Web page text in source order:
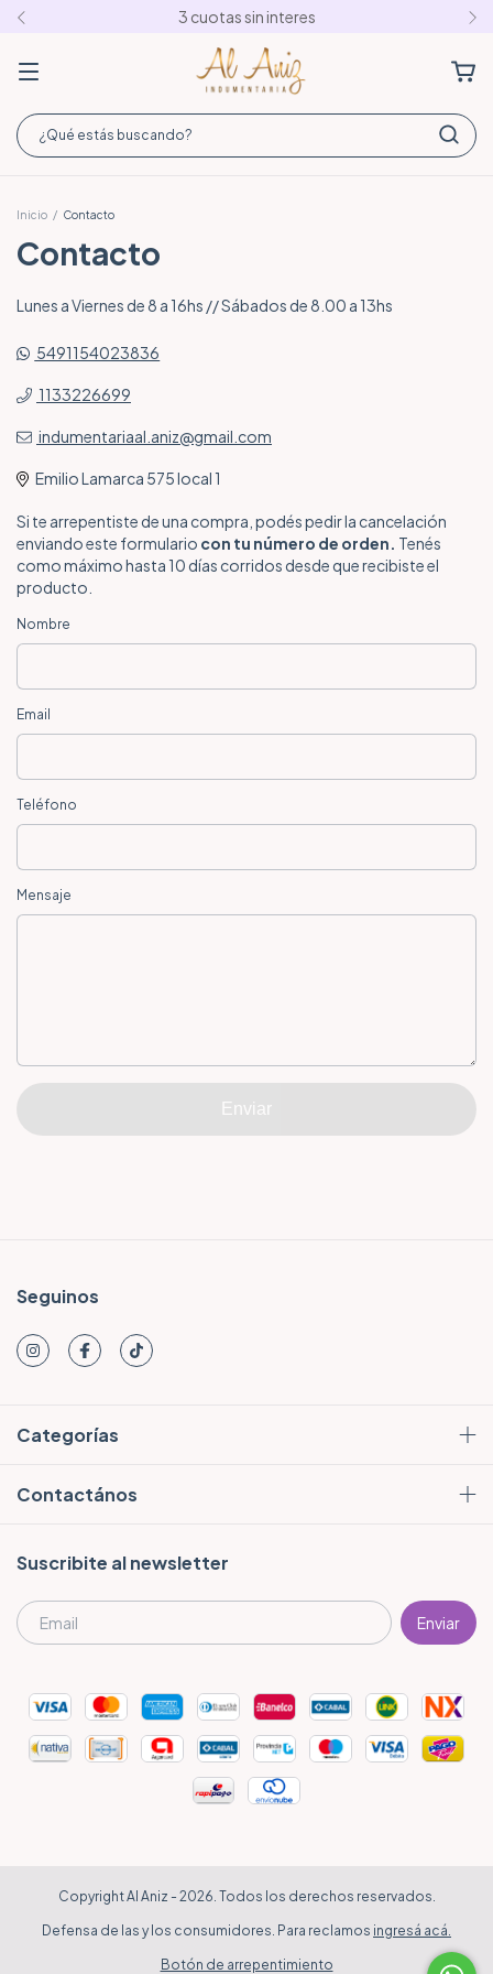
3 cuotas sin interes
Inicio / Contacto
Contacto
Lunes a Viernes de 8 a 16hs // Sábados de 8.00 a 13hs
5491154023836
1133226699
indumentariaal.aniz@gmail.com
Emilio Lamarca 575 local 1
Si te arrepentiste de una compra, podés pedir la cancelación
enviando este formulario con tu número de orden. Tenés
como máximo hasta 10 días corridos desde que recibiste el
producto.
Nombre
Email
Teléfono
Mensaje
Enviar
Seguinos
Categorías
Contactános
Suscribite al newsletter
Copyright Al Aniz - 2026. Todos los derechos reservados.
Defensa de las y los consumidores. Para reclamos ingresá acá.
Botón de arrepentimiento